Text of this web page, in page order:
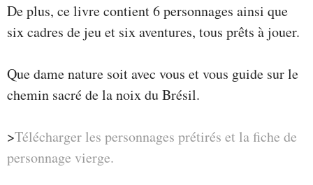
De plus, ce livre contient 6 personnages ainsi que
six cadres de jeu et six aventures, tous prêts à jouer.
Que dame nature soit avec vous et vous guide sur le
chemin sacré de la noix du Brésil.
>Télécharger les personnages prétirés et la fiche de
personnage vierge.